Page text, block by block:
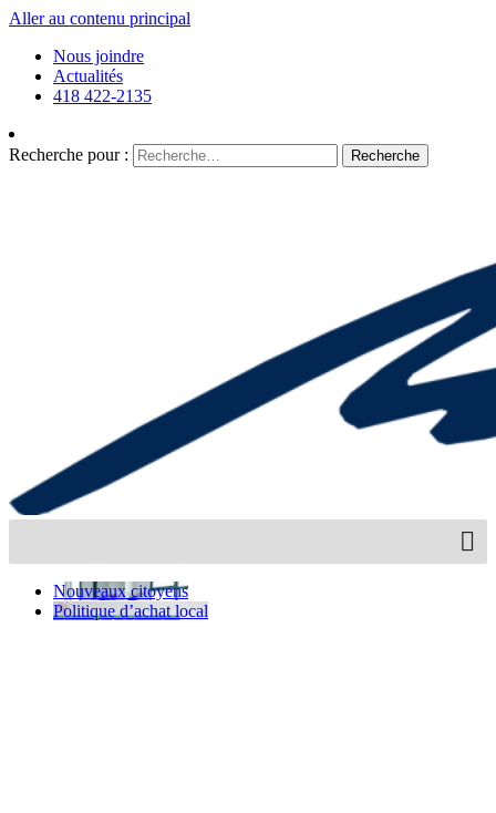
Aller au contenu principal
Nous joindre
Actualités
418 422-2135
Recherche pour : Recherche
Nouveaux citoyens
Politique d’achat local